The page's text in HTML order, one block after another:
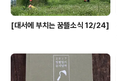
[대서에 부치는 꿈뜰소식 12/24]